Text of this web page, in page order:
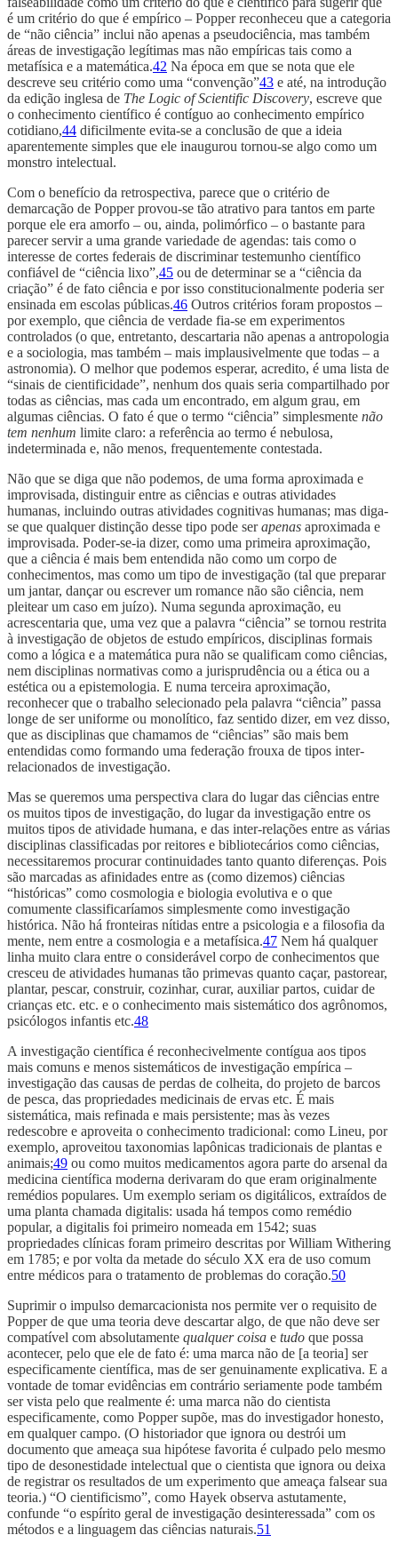
é um critério do que é empírico – Popper reconheceu que a categoria
de “não ciência” inclui não apenas a pseudociência, mas também
áreas de investigação legítimas mas não empíricas tais como a
metafísica e a matemática.42 Na época em que se nota que ele
descreve seu critério como uma “convenção”43 e até, na introdução
da edição inglesa de The Logic of Scientific Discovery, escreve que
o conhecimento científico é contíguo ao conhecimento empírico
cotidiano,44 dificilmente evita-se a conclusão de que a ideia
aparentemente simples que ele inaugurou tornou-se algo como um
monstro intelectual.
Com o benefício da retrospectiva, parece que o critério de
demarcação de Popper provou-se tão atrativo para tantos em parte
porque ele era amorfo – ou, ainda, polimórfico – o bastante para
parecer servir a uma grande variedade de agendas: tais como o
interesse de cortes federais de discriminar testemunho científico
confiável de “ciência lixo”,45 ou de determinar se a “ciência da
criação” é de fato ciência e por isso constitucionalmente poderia ser
ensinada em escolas públicas.46 Outros critérios foram propostos –
por exemplo, que ciência de verdade fia-se em experimentos
controlados (o que, entretanto, descartaria não apenas a antropologia
e a sociologia, mas também – mais implausivelmente que todas – a
astronomia). O melhor que podemos esperar, acredito, é uma lista de
“sinais de cientificidade”, nenhum dos quais seria compartilhado por
todas as ciências, mas cada um encontrado, em algum grau, em
algumas ciências. O fato é que o termo “ciência” simplesmente não
tem nenhum limite claro: a referência ao termo é nebulosa,
indeterminada e, não menos, frequentemente contestada.
Não que se diga que não podemos, de uma forma aproximada e
improvisada, distinguir entre as ciências e outras atividades
humanas, incluindo outras atividades cognitivas humanas; mas diga-
se que qualquer distinção desse tipo pode serapenas aproximada e
improvisada. Poder-se-ia dizer, como uma primeira aproximação,
que a ciência é mais bem entendida não como um corpo de
conhecimentos, mas como um tipo de investigação (tal que preparar
um jantar, dançar ou escrever um romance não são ciência, nem
pleitear um caso em juízo). Numa segunda aproximação, eu
acrescentaria que, uma vez que a palavra “ciência” se tornou restrita
à investigação de objetos de estudo empíricos, disciplinas formais
como a lógica e a matemática pura não se qualificam como ciências,
nem disciplinas normativas como a jurisprudência ou a ética ou a
estética ou a epistemologia. E numa terceira aproximação,
reconhecer que o trabalho selecionado pela palavra “ciência” passa
longe de ser uniforme ou monolítico, faz sentido dizer, em vez disso,
que as disciplinas que chamamos de “ciências” são mais bem
entendidas como formando uma federação frouxa de tipos inter-
relacionados de investigação.
Mas se queremos uma perspectiva clara do lugar das ciências entre
os muitos tipos de investigação, do lugar da investigação entre os
muitos tipos de atividade humana, e das inter-relações entre as várias
disciplinas classificadas por reitores e bibliotecários como ciências,
necessitaremos procurar continuidades tanto quanto diferenças. Pois
são marcadas as afinidades entre as (como dizemos) ciências
“históricas” como cosmologia e biologia evolutiva e o que
comumente classificaríamos simplesmente como investigação
histórica. Não há fronteiras nítidas entre a psicologia e a filosofia da
mente, nem entre a cosmologia e a metafísica.47 Nem há qualquer
linha muito clara entre o considerável corpo de conhecimentos que
cresceu de atividades humanas tão primevas quanto caçar, pastorear,
plantar, pescar, construir, cozinhar, curar, auxiliar partos, cuidar de
crianças etc. etc. e o conhecimento mais sistemático dos agrônomos,
psicólogos infantis etc.48
A investigação científica é reconhecivelmente contígua aos tipos
mais comuns e menos sistemáticos de investigação empírica –
investigação das causas de perdas de colheita, do projeto de barcos
de pesca, das propriedades medicinais de ervas etc. É mais
sistemática, mais refinada e mais persistente; mas às vezes
redescobre e aproveita o conhecimento tradicional: como Lineu, por
exemplo, aproveitou taxonomias lapônicas tradicionais de plantas e
animais;49 ou como muitos medicamentos agora parte do arsenal da
medicina científica moderna derivaram do que eram originalmente
remédios populares. Um exemplo seriam os digitálicos, extraídos de
uma planta chamada digitalis: usada há tempos como remédio
popular, a digitalis foi primeiro nomeada em 1542; suas
propriedades clínicas foram primeiro descritas por William Withering
em 1785; e por volta da metade do século XX era de uso comum
entre médicos para o tratamento de problemas do coração.50
Suprimir o impulso demarcacionista nos permite ver o requisito de
Popper de que uma teoria deve descartar algo, de que não deve ser
compatível com absolutamente qualquer coisa e tudo que possa
acontecer, pelo que ele de fato é: uma marca não de [a teoria] ser
especificamente científica, mas de ser genuinamente explicativa. E a
vontade de tomar evidências em contrário seriamente pode também
ser vista pelo que realmente é: uma marca não do cientista
especificamente, como Popper supõe, mas do investigador honesto,
em qualquer campo. (O historiador que ignora ou destrói um
documento que ameaça sua hipótese favorita é culpado pelo mesmo
tipo de desonestidade intelectual que o cientista que ignora ou deixa
de registrar os resultados de um experimento que ameaça falsear sua
teoria.) “O cientificismo”, como Hayek observa astutamente,
confunde “o espírito geral de investigação desinteressada” com os
métodos e a linguagem das ciências naturais.51